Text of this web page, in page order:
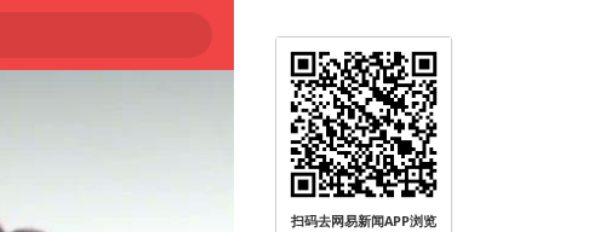
扫码去网易新闻APP浏览